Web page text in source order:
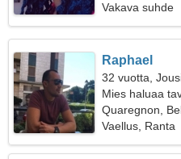
Vakava suhde
Raphael
32 vuotta,
Mies haluaa
Quaregnon,
Vaellus, Ranta